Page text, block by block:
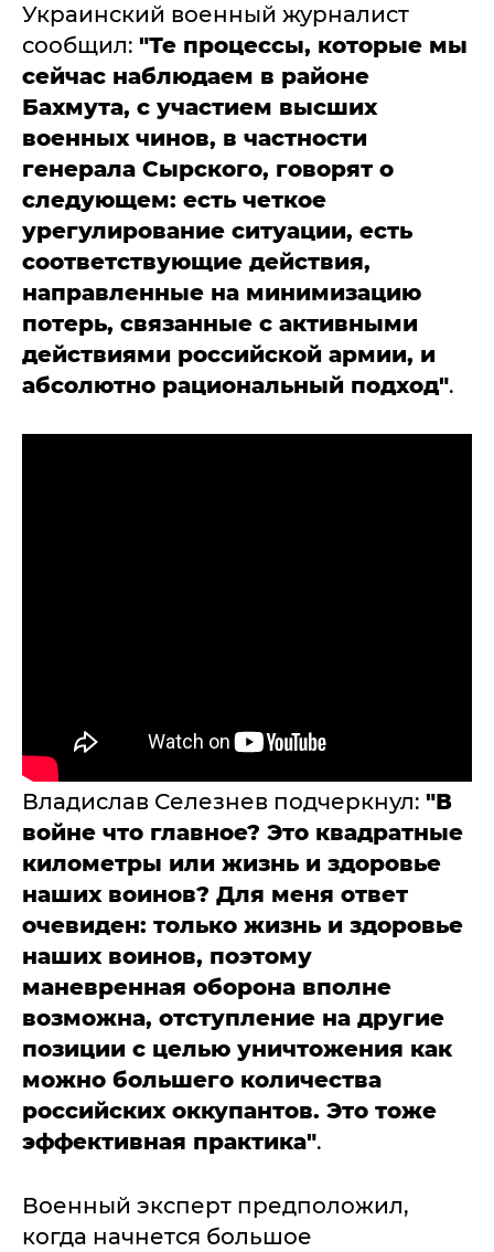
Украинский военный журналист
сообщил: "Те процессы, которые мы
сейчас наблюдаем в районе
Бахмута, с участием высших
военных чинов, в частности
генерала Сырского, говорят о
следующем: есть четкое
урегулирование ситуации, есть
соответствующие действия,
направленные на минимизацию
потерь, связанные с активными
действиями российской армии, и
абсолютно рациональный подход".
Владислав Селезнев подчеркнул: "В
войне что главное? Это квадратные
километры или жизнь и здоровье
наших воинов? Для меня ответ
очевиден: только жизнь и здоровье
наших воинов, поэтому
маневренная оборона вполне
возможна, отступление на другие
позиции с целью уничтожения как
можно большего количества
российских оккупантов. Это тоже
эффективная практика".
Военный эксперт предположил,
когда начнется большое